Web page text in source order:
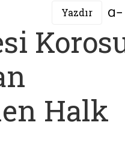
Yazdır
Halk